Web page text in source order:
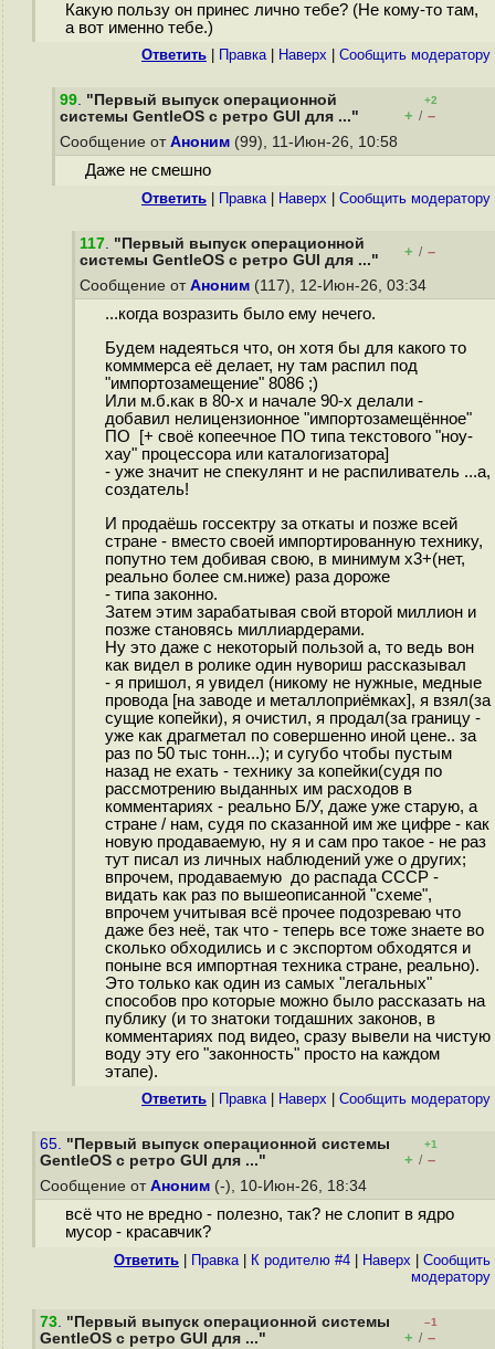
Какую пользу он принес лично тебе? (Не кому-то там,
а вот именно тебе.)
Ответить Правка| Наверх Cообщить модератору
99. "Первый выпуск операционной
системы GentleOS с ретро GUI для ..."
+2
+ / –
Сообщение от Аноним (99), 11-Июн-26, 10:58
Даже не смешно
Ответить Правка| Наверх Cообщить модератору
117. "Первый выпуск операционной
системы GentleOS с ретро GUI для ..."
+ / –
Сообщение от Аноним (117), 12-Июн-26, 03:34
...когда возразить было ему нечего.
Будем надеяться что, он хотя бы для какого то
комммерса её делает, ну там распил под
"импортозамещение" 8086 ;)
Или м.б.как в 80-х и начале 90-х делали -
добавил нелицензионное "импортозамещённое"
ПО [+ своё копеечное ПО типа текстового "ноу-
хау" процессора или каталогизатора]
- уже значит не спекулянт и не распиливатель ...а,
создатель!
И продаёшь госсектру за откаты и позже всей
стране - вместо своей импортированную технику,
попутно тем добивая свою, в минимум x3+(нет,
реально более см.ниже) раза дороже
- типа законно.
Затем этим зарабатывая свой второй миллион и
позже становясь миллиардерами.
Ну это даже с некоторый пользой а, то ведь вон
как видел в ролике один нувориш рассказывал
- я пришол, я увидел (никому не нужные, медные
провода [на заводе и металлоприёмках], я взял(за
сущие копейки), я очистил, я продал(за границу -
уже как драгметал по совершенно иной цене.. за
раз по 50 тыс тонн...); и сугубо чтобы пустым
назад не ехать - технику за копейки(судя по
рассмотрению выданных им расходов в
комментариях - реально Б/У, даже уже старую, а
стране / нам, судя по сказанной им же цифре - как
новую продаваемую, ну я и сам про такое - не раз
тут писал из личных наблюдений уже о других;
впрочем, продаваемую до распада СССР -
видать как раз по вышеописанной "схеме",
впрочем учитывая всё прочее подозреваю что
даже без неё, так что - теперь все тоже знаете во
сколько обходились и с экспортом обходятся и
поныне вся импортная техника стране, реально).
Это только как один из самых "легальных"
способов про которые можно было рассказать на
публику (и то знатоки тогдашних законов, в
комментариях под видео, сразу вывели на чистую
воду эту его "законность" просто на каждом
этапе).
Ответить Правка| Наверх Cообщить модератору
65. "Первый выпуск операционной системы
GentleOS с ретро GUI для ..."
+1
+ / –
Сообщение от Аноним (-), 10-Июн-26, 18:34
всё что не вредно - полезно, так? не слопит в ядро
мусор - красавчик?
Ответить Правка| К родителю #4 Наверх
Cообщить
модератору
73. "Первый выпуск операционной системы
GentleOS с ретро GUI для ..."
–1
+ / –